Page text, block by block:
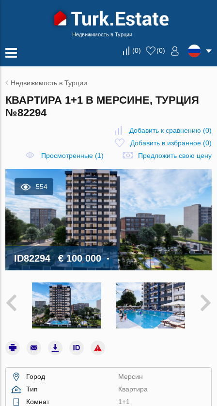
Недвижимость в Турции
(0) (0)
Недвижимость в Турции
КВАРТИРА 1+1 В МЕРСИНЕ, ТУРЦИЯ
№82294
Добавить к сравнению (0)
Добавить в избранное(0)
Просмотренные (1)
Предложить свою цену
554
ID82294 € 100 000
Город
Мерсин
Тип
Квартира
Комнат
1+1